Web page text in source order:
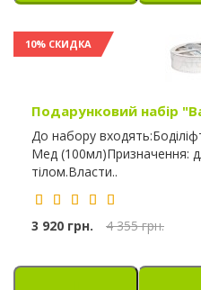
10% СКИДКА
Подарунковий набір
До набору
Мед (100мл)Призначення:
тілом.Власти..
3 920 грн. 4 355 грн.